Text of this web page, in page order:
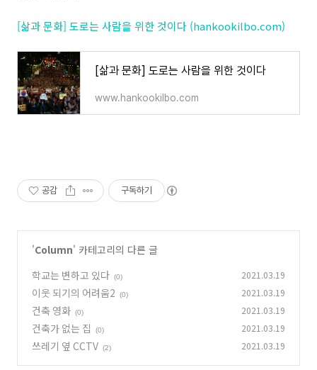
[삶과 문화] 도로는 사람을 위한 것이다 (hankookilbo.com)
[삶과 문화] 도로는 사람을 위한 것이다
www.hankookilbo.com
공감 구독하기
'Column' 카테고리의 다른 글
학교는 변하고 있다 (0) 2021.03.19
이웃 되기의 어려움2 (0) 2021.03.19
건축 영화 (0) 2021.03.19
건축가 없는 집 (0) 2021.03.19
쓰레기 옆 CCTV (2) 2021.03.19